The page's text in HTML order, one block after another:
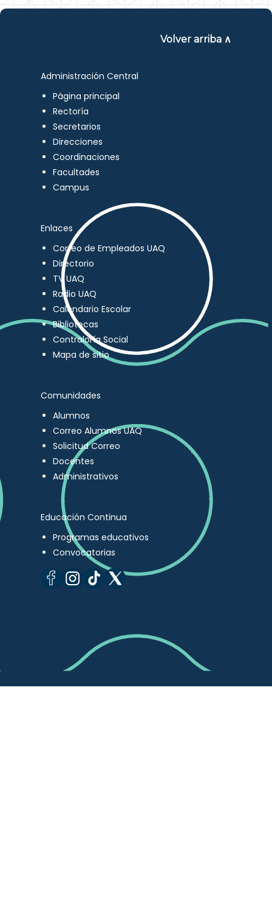
Volver arriba ∧
Administración Central
Página principal
Rectoría
Secretarios
Direcciones
Coordinaciones
Facultades
Campus
Enlaces
Correo de Empleados UAQ
Directorio
TV UAQ
Radio UAQ
Calendario Escolar
Bibliotecas
Contraloría Social
Mapa de sitio
Comunidades
Alumnos
Correo Alumnos UAQ
Solicitud Correo
Docentes
Administrativos
Educación Continua
Programas educativos
Convocatorias